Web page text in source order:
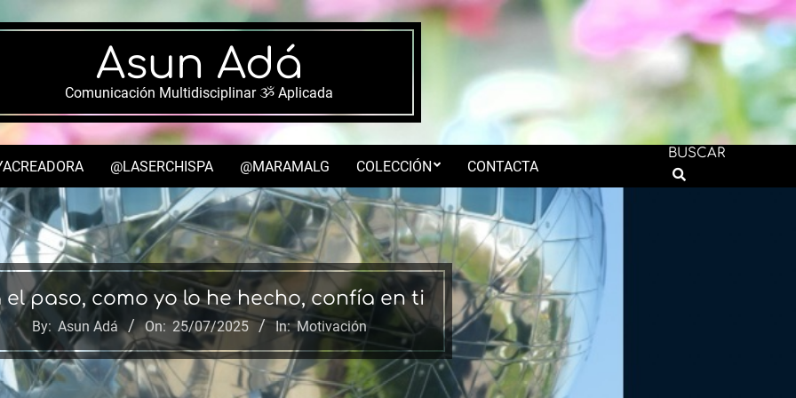
Asun Adá
Comunicación Multidisciplinar ૐ Aplicada
Secondary
Navigation
Menu
@LASERCHISPA @MARAMALG COLECCIÓN CONTACTA
BUSCAR
Search
el paso, como yo lo he hecho, confía en ti
By: Asun Adá On: 25/07/2025 In: Motivación